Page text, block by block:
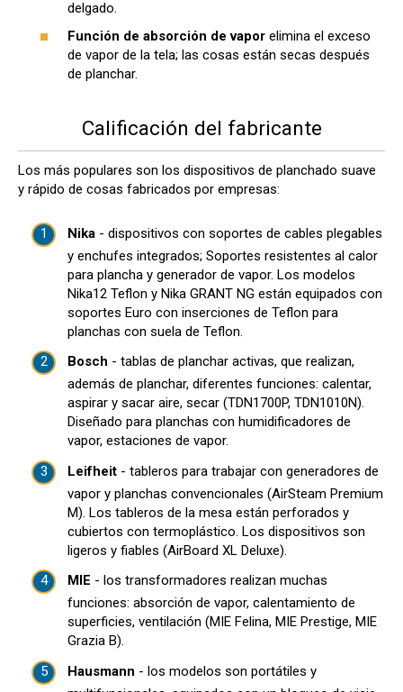
delgado.
Función de absorción de vapor elimina el exceso
de vapor de la tela; las cosas están secas después
de planchar.
Calificación del fabricante
Los más populares son los dispositivos de planchado suave
y rápido de cosas fabricados por empresas:
Nika - dispositivos con soportes de cables plegables
y enchufes integrados; Soportes resistentes al calor
para plancha y generador de vapor. Los modelos
Nika12 Teflon y Nika GRANT NG están equipados con
soportes Euro con inserciones de Teflon para
planchas con suela de Teflon.
Bosch - tablas de planchar activas, que realizan,
además de planchar, diferentes funciones: calentar,
aspirar y sacar aire, secar (TDN1700P, TDN1010N).
Diseñado para planchas con humidificadores de
vapor, estaciones de vapor.
Leifheit - tableros para trabajar con generadores de
vapor y planchas convencionales (AirSteam Premium
M). Los tableros de la mesa están perforados y
cubiertos con termoplástico. Los dispositivos son
ligeros y fiables (AirBoard XL Deluxe).
MIE - los transformadores realizan muchas
funciones: absorción de vapor, calentamiento de
superficies, ventilación (MIE Felina, MIE Prestige, MIE
Grazia B).
Hausmann - los modelos son portátiles y